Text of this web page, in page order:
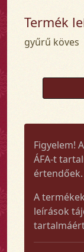
Termék
gyűrű köves
Figyelem!
ÁFA-t
értendőek.
A
leírások